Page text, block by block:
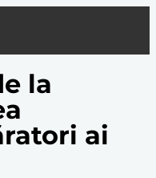
la
ai